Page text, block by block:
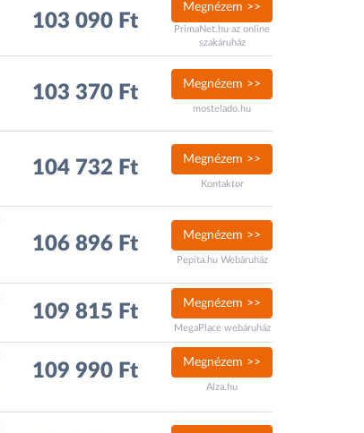
103 090 Ft
Megnézem >>
PrimaNet.hu az online
szakáruház
103 370 Ft Megnézem >>
mostelado.hu
104 732 Ft Megnézem >>
Kontaktor
106 896 Ft Megnézem >>
Pepita.hu Webáruház
109 815 Ft Megnézem >>
MegaPlace webáruház
109 990 Ft Megnézem >>
Alza.hu